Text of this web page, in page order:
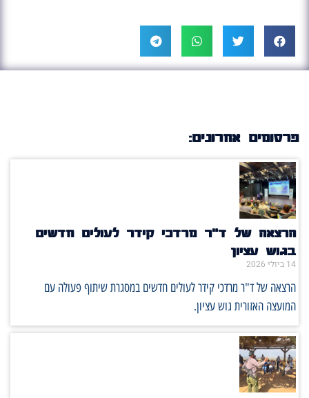
פרסומים אחרונים:
הרצאה של ד"ר מרדכי קידר לעולים חדשים
בגוש עציון
14 ביולי 2026
הרצאה של ד"ר מרדכי קידר לעולים חדשים במסגרת שיתוף פעולה עם
המועצה האזורית גוש עציון.